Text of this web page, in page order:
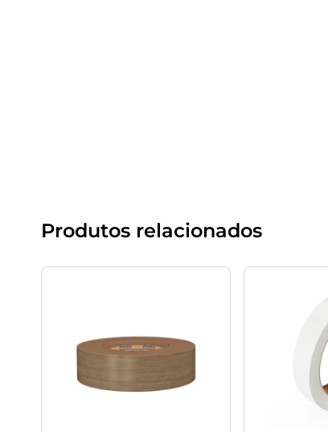
Produtos relacionados